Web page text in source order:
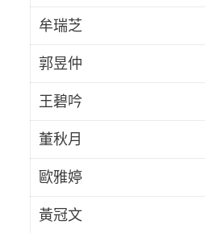
牟瑞芝
郭昱仲
王碧吟
董秋月
歐雅婷
黃冠文